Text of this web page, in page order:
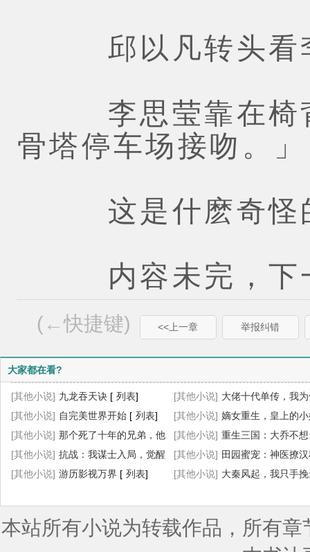
邱以凡转头看李
李思莹靠在椅背
骨塔停车场接吻。」
这是什麽奇怪
内容未完，下
(←快捷键) <<上一章 举报纠错
大家都在看?
[其他小说] 九龙吞天诀 [ 列表] [其他小说] 大佬十代单传，我
胎生四宝[ 列表]
[其他小说] 自完美世界开始 [ 列表] [其他小说] 嫡女重生，皇上的
杀疯了[ 列表]
[其他小说] 那个死了十年的兄弟，他
回来了[ 列表]
[其他小说] 重生三国：大乔不
妇了[ 列表 ]
[其他小说] 抗战：我谋士入局，觉醒
小地图！[ 列表]
[其他小说] 田园蜜宠：神医撩
忙[ 列表]
[其他小说] 游历影视万界 [ 列表] [其他小说] 大秦风起，我只手
本站所有小说为转载作品，所有